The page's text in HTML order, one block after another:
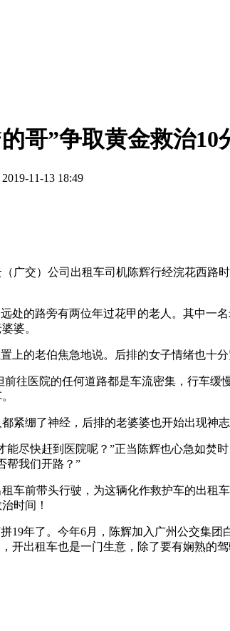
哥”争取黄金救治10
11-13 18:49
广交）公司出租车司机陈辉行经浣花西
处的路旁有两位年过花甲的老人。其中
婆。
上的老伯焦急地说。后排的女子情绪也十
往医院的任何道路都是车流密集，行车
紧绷了神经，后排的老婆婆也开始出现神
能尽快赶到医院呢？”正当陈辉也心急如
帮我们开路？”
车前带头行驶，为这辆化作救护车的出
时间！
19年了。今年6月，陈辉加入广州公交集
开出租车也是一门生意，除了要有娴熟的